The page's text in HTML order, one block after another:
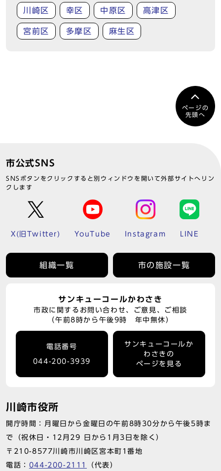
川崎区 幸区 中原区 高津区
宮前区 多摩区 麻生区
ページの
先頭へ
市公式SNS
SNSボタンをクリックすると別ウィンドウを開いて外部サイトへリン
クします
X(旧Twitter) YouTube Instagram LINE
組織一覧 市の施設一覧
サンキューコールかわさき
市政に関するお問い合わせ、ご意見、ご相談
（午前8時から午後9時 年中無休）
電話番号
044-200-3939
サンキューコールか
わさきの
ページを見る
川崎市役所
開庁時間：月曜日から金曜日の午前8時30分から午後5時ま
で（祝休日・12月29 日から1月3日を除く）
〒210-8577川崎市川崎区宮本町1番地
電話： 044-200-2111 （代表）